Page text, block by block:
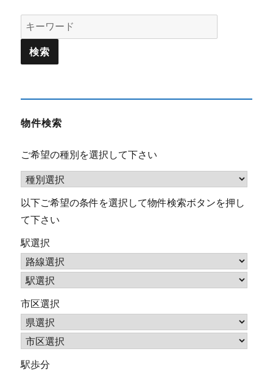
Search
for:
物件検索
ご希望の種別を選択して下さい
以下ご希望の条件を選択して物件検索ボタンを押し
て下さい
駅選択
市区選択
駅歩分